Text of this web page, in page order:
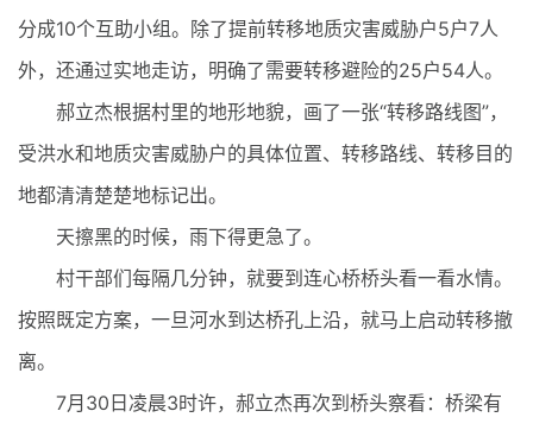
分成10个互助小组。除了提前转移地质灾害威胁户5户7人
外，还通过实地走访，明确了需要转移避险的25户54人。
郝立杰根据村里的地形地貌，画了一张“转移路线图”，
受洪水和地质灾害威胁户的具体位置、转移路线、转移目的
地都清清楚楚地标记出。
天擦黑的时候，雨下得更急了。
村干部们每隔几分钟，就要到连心桥桥头看一看水情。
按照既定方案，一旦河水到达桥孔上沿，就马上启动转移撤
离。
7月30日凌晨3时许，郝立杰再次到桥头察看：桥梁有